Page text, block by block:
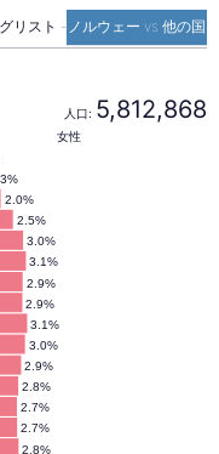
リスト - ノルウェー vs 他の国
人口: 5,812,868
2.8%
2.7%
2.7%
2.8%
2.9%
3.0%
3.1%
2.9%
2.9%
3.1%
3.0%
2.5%
2.0%
女性